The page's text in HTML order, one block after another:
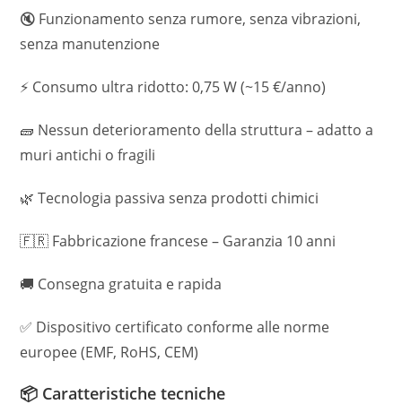
🔇 Funzionamento senza rumore, senza vibrazioni,
senza manutenzione
⚡ Consumo ultra ridotto: 0,75 W (~15 €/anno)
🧱 Nessun deterioramento della struttura – adatto a
muri antichi o fragili
🌿 Tecnologia passiva senza prodotti chimici
🇫🇷 Fabbricazione francese – Garanzia 10 anni
🚚 Consegna gratuita e rapida
✅ Dispositivo certificato conforme alle norme
europee (EMF, RoHS, CEM)
📦 Caratteristiche tecniche